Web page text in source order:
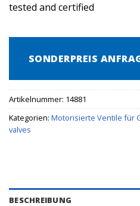
tested and certified
SONDERPREIS
Artikelnummer: 14881
Kategorien: Motorisierte Ventile für
valves
BESCHREIBUNG